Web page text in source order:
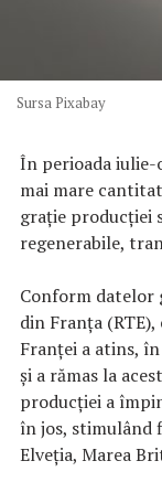
Sursa Pixabay
În perioada iulie-
mai mare
graţie producţiei
regenerabile,
Conform datelor
din Franţa
Franţei a atins,
şi a rămas la
producţiei a
în jos, stimulând
Elveţia, Marea